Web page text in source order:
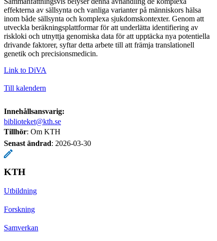
effekterna av sällsynta och vanliga varianter på människors hälsa
inom både sällsynta och komplexa sjukdomskontexter. Genom att
utveckla beräkningsplattformar för att underlätta identifiering av
riskloki och utnyttja genomiska data för att upptäcka nya potentiella
drivande faktorer, syftar detta arbete till att främja translationell
genetik och precisionsmedicin.
Link to DiVA
Till kalendern
Innehållsansvarig:
biblioteket@kth.se
Tillhör: Om KTH
Senast ändrad: 2026-03-30
KTH
Utbildning
Forskning
Samverkan